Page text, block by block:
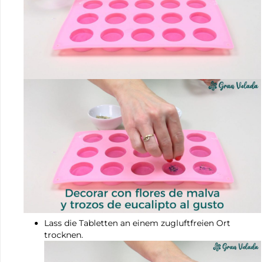
Lass die Tabletten an einem zugluftfreien Ort
trocknen.